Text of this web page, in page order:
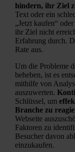
hindern, ihr Ziel
Text oder ein
„Jetzt kaufen“
ihr Ziel nicht
Erfahrung durch.
Rate aus.
Um die Probleme
beheben, ist es
mithilfe von
auszuwerten.
Schlüssel, um
Branche zu
Webseite
Faktoren zu
Besucher davon
einzukaufen.